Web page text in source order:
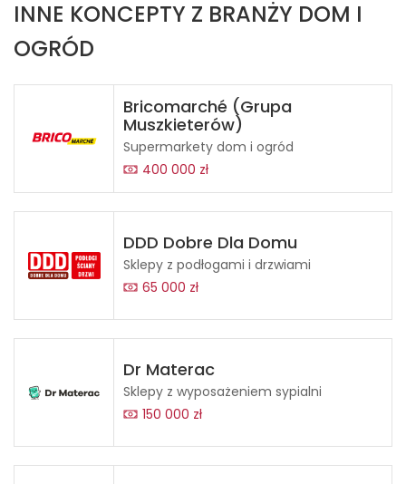
INNE KONCEPTY Z BRANŻY DOM I
OGRÓD
Bricomarché (Grupa
Muszkieterów)
Supermarkety dom i ogród
400 000 zł
DDD Dobre Dla Domu
Sklepy z podłogami i drzwiami
65 000 zł
Dr Materac
Sklepy z wyposażeniem sypialni
150 000 zł